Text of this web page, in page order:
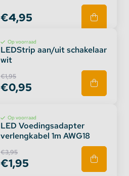
€4,95
Op voorraad
LEDStrip aan/uit schakelaar
wit
€1,95
€0,95
Op voorraad
LED Voedingsadapter
verlengkabel 1m AWG18
€3,95
€1,95